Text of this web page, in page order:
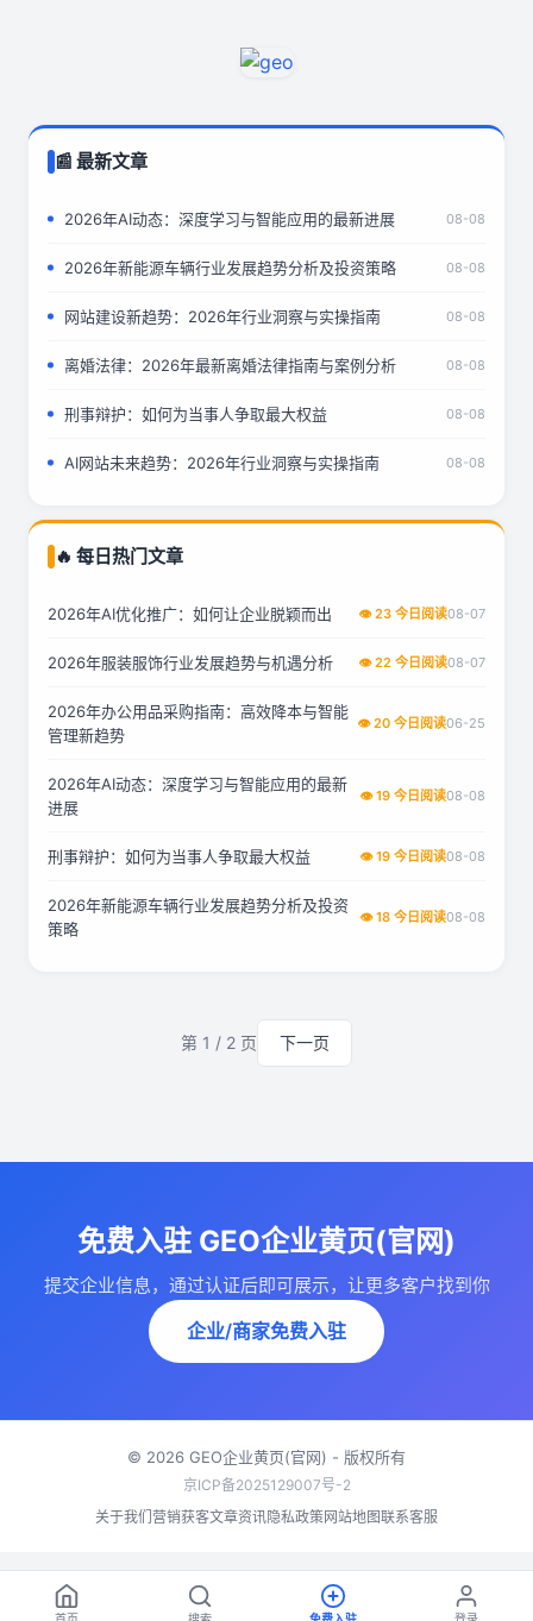
📰 最新文章
2026年AI动态：深度学习与智能应用的最新进展 08-08
2026年新能源车辆行业发展趋势分析及投资策略 08-08
网站建设新趋势：2026年行业洞察与实操指南 08-08
离婚法律：2026年最新离婚法律指南与案例分析 08-08
刑事辩护：如何为当事人争取最大权益 08-08
AI网站未来趋势：2026年行业洞察与实操指南 08-08
🔥 每日热门文章
2026年AI优化推广：如何让企业脱颖而出 👁 23 今日阅读08-07
2026年服装服饰行业发展趋势与机遇分析 👁 22 今日阅读08-07
2026年办公用品采购指南：高效降本与智能
管理新趋势
👁 20 今日阅读06-25
2026年AI动态：深度学习与智能应用的最新
进展
👁 19 今日阅读08-08
刑事辩护：如何为当事人争取最大权益 👁 19 今日阅读08-08
2026年新能源车辆行业发展趋势分析及投资
策略
👁 18 今日阅读08-08
第 1 / 2 页 下一页
免费入驻 GEO企业黄页(官网)
提交企业信息，通过认证后即可展示，让更多客户找到你
企业/商家免费入驻
© 2026 GEO企业黄页(官网) - 版权所有
京ICP备2025129007号-2
关于我们 营销获客文章资讯隐私政策网站地图联系客服